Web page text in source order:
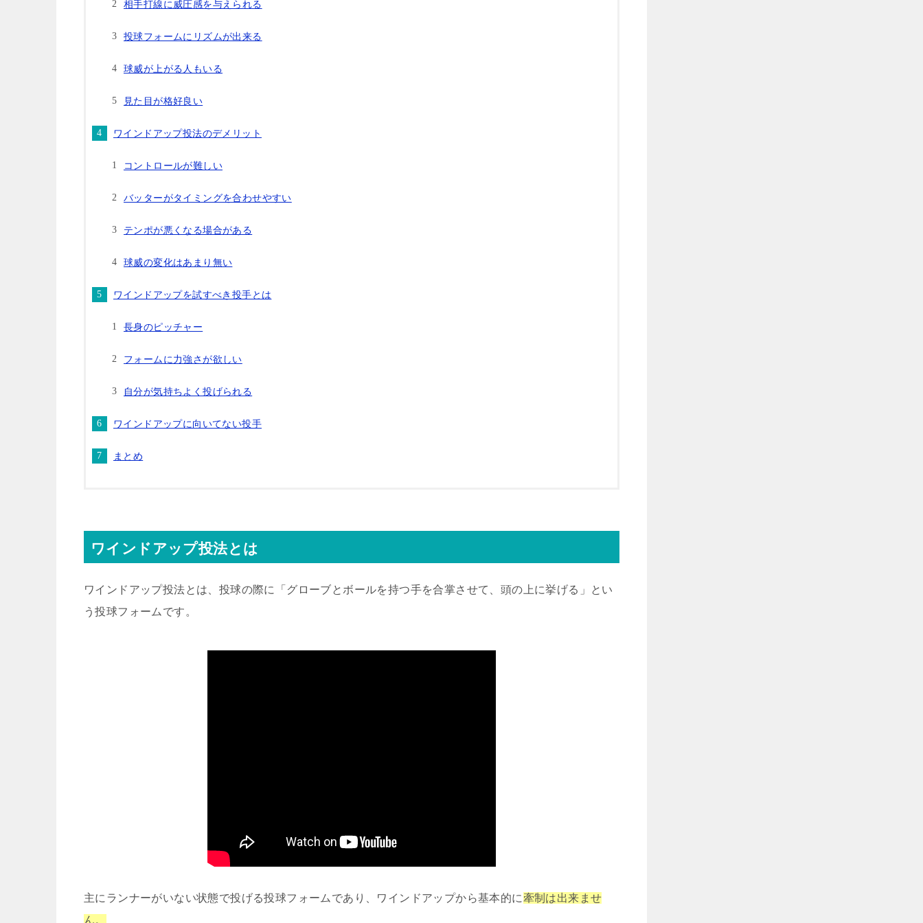
相手打線に威圧感を与えられる
投球フォームにリズムが出来る
球威が上がる人もいる
見た目が格好良い
ワインドアップ投法のデメリット
コントロールが難しい
バッターがタイミングを合わせやすい
テンポが悪くなる場合がある
球威の変化はあまり無い
ワインドアップを試すべき投手とは
長身のピッチャー
フォームに力強さが欲しい
自分が気持ちよく投げられる
ワインドアップに向いてない投手
まとめ
ワインドアップ投法とは
ワインドアップ投法とは、投球の際に「グローブとボールを持つ手を合掌させて、頭の上に挙げる」とい
う投球フォームです。
主にランナーがいない状態で投げる投球フォームであり、ワインドアップから基本的に牽制は出来ませ
ん。